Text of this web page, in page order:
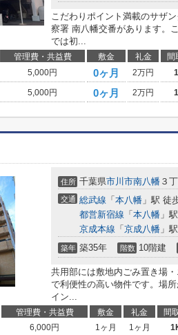
こだわりポイント満載のサザ
察署 南八幡交番があります。
では初...
管理費・共益費 敷金 礼金 間
5,000円 0ヶ月 2万円
5,000円 0ヶ月 2万円
住所 千葉県市川市南八幡 ３
交通 総武線 「 本八幡 」駅 徒
都営新宿線 「 本八幡 」
京成本線 「 京成八幡 」
築年 築35年 階数 10階建
共用部には敷地内ごみ置き場
で利便性の高い物件です。場
イン...
管理費・共益費 敷金 礼金 間
6,000円 1ヶ月 1ヶ月